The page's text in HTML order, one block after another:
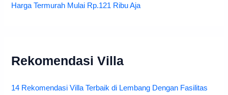
Harga Termurah Mulai Rp.121 Ribu Aja
Rekomendasi Villa
14 Rekomendasi Villa Terbaik di Lembang Dengan Fasilitas